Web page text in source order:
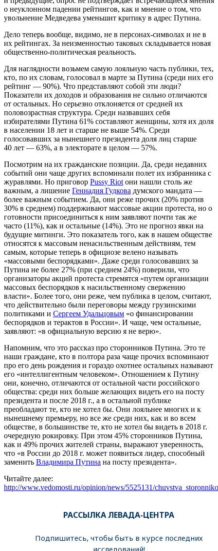
о неуклонном падении рейтингов, как и мнение о том, что
увольнение Медведева уменьшит критику в адрес Путина.
Дело теперь вообще, видимо, не в персонах-символах и не в
их рейтингах. За неизменностью таковых складывается новая
общественно-политическая реальность.
Для наглядности возьмем самую лояльную часть публики, тех,
кто, по их словам, голосовал в марте за Путина (среди них его
рейтинг — 90%). Что представляют собой эти люди?
Показатели их доходов и образования не сильно отличаются
от остальных. Но серьезно отклоняется от средней их
половозрастная структура. Среди назвавших себя
избирателями Путина 61% составляют женщины, хотя их доля
в населении 18 лет и старше не выше 54%. Среди
голосовавших за нынешнего президента доля лиц старше
40 лет — 63%, а в электорате в целом — 57%.
Посмотрим на их гражданские позиции. Да, среди недавних
событий они чаще других вспоминали полет их избранника с
журавлями. Но приговор Pussy Riot они нашли столь же
важным, а лишение Геннадия Гудкова думского мандата —
более важным событием. Да, они реже прочих (20% против
30% в среднем) поддерживают массовые акции протеста, но о
готовности присоединиться к ним заявляют почти так же
часто (11%), как и остальные (14%). Это не прогноз явки на
будущие митинги. Это показатель того, как в нашем обществе
относятся к массовым ненасильственным действиям, тем
самым, которые теперь в официозе велено называть
«массовыми беспорядками». Даже среди голосовавших за
Путина не более 27% (при среднем 24%) поверили, что
организаторы акций протеста стремятся «путем организации
массовых беспорядков к насильственному свержению
власти». Более того, они реже, чем публика в целом, считают,
что действительно были переговоры между грузинскими
политиками и Сергеем Удальцовым «о финансировании
беспорядков и терактов в России». И чаще, чем остальные,
заявляют: «в официальную версию я не верю».
Напомним, что это рассказ про сторонников Путина. Это те
наши граждане, кто в полтора раза чаще прочих вспоминают
про его день рождения и гораздо охотнее остальных называют
его «интеллигентным человеком». Отношением к Путину
они, конечно, отличаются от остальной части российского
общества: среди них больше желающих видеть его на посту
президента и после 2018 г., а в остальной публике
преобладают те, кто не хотел бы. Они лояльнее многих и к
нынешнему премьеру, но все же среди них, как и во всем
обществе, в большинстве те, кто не хотел бы видеть в 2018 г.
очередную рокировку. При этом 45% сторонников Путина,
как и 49% прочих жителей страны, выражают уверенность,
что «в России до 2018 г. может появиться лидер, способный
заменить Владимира Путина на посту президента».
Читайте далее:
http://www.vedomosti.ru/opinion/news/5525131/
РАССЫЛКА ЛЕВАДА-ЦЕНТРА
Подпишитесь, чтобы быть в курсе последних
исследований!